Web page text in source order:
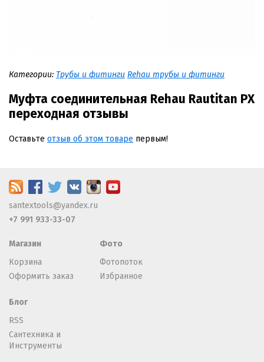
Категории: Трубы и фитинги Rehau трубы и фитинги
Муфта соединительная Rehau Rautitan PX
переходная отзывы
Оставьте отзыв об этом товаре первым!
santextools@yandex.ru
+7 991 933-33-07
Магазин
Корзина
Оформить заказ
Фото
Фотопоток
Избранное
Блог
RSS
Сантехника и
Инструменты